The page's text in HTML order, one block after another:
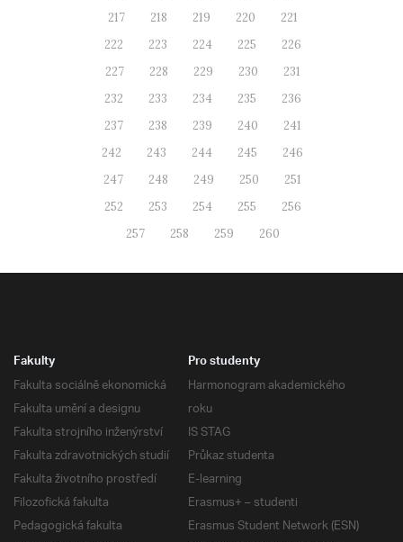
217
218 219 220
221
222
223 224 225
226
227
228 229 230
231
232
233 234 235
236
237
238 239 240
241
242
243 244 245
246
247
248 249 250
251
252
253 254 255
256
257
258 259 260
Fakulty
Fakulta sociálně ekonomická
Fakulta umění a designu
Fakulta strojního inženýrství
Fakulta zdravotnických studií
Fakulta životního prostředí
Filozofická fakulta
Pedagogická fakulta
Pro studenty
Harmonogram akademického
roku
IS STAG
Průkaz studenta
E-learning
Erasmus+ – studenti
Erasmus Student Network (ESN)